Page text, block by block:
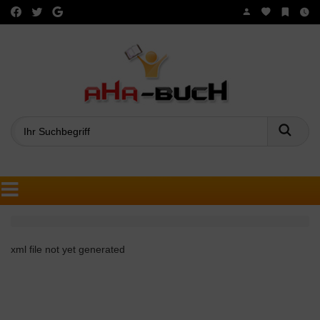
xml file not yet generated